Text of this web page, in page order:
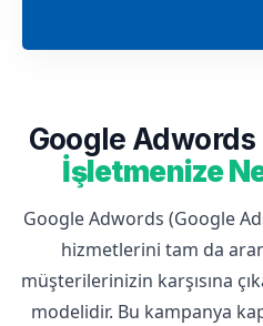
Google Adwords
İşletmenize
Google Adwords (Google
hizmetlerini tam da
müşterilerinizin karşısına
modelidir. Bu kampanya